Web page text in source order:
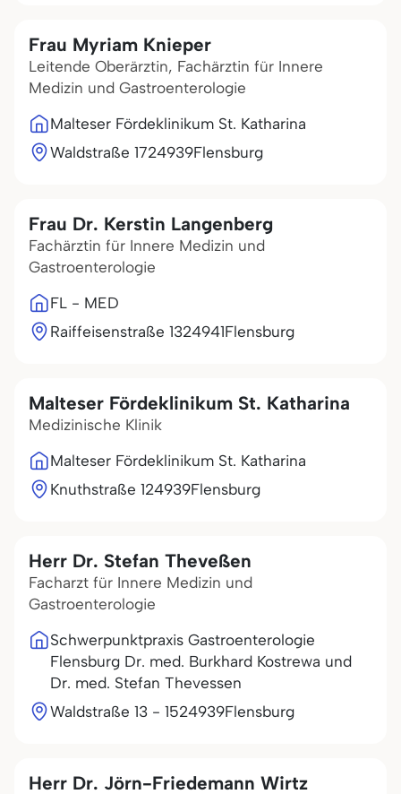
Frau Myriam Knieper
Leitende Oberärztin, Fachärztin für Innere
Medizin und Gastroenterologie
Malteser Fördeklinikum St. Katharina
Waldstraße 1724939Flensburg
Frau Dr. Kerstin Langenberg
Fachärztin für Innere Medizin und
Gastroenterologie
FL - MED
Raiffeisenstraße 1324941Flensburg
Malteser Fördeklinikum St. Katharina
Medizinische Klinik
Malteser Fördeklinikum St. Katharina
Knuthstraße 124939Flensburg
Herr Dr. Stefan Theveßen
Facharzt für Innere Medizin und
Gastroenterologie
Schwerpunktpraxis Gastroenterologie
Flensburg Dr. med. Burkhard Kostrewa und
Dr. med. Stefan Thevessen
Waldstraße 13 - 1524939Flensburg
Herr Dr. Jörn-Friedemann Wirtz